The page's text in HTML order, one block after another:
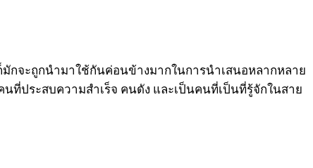
มักจะถูกนำมาใช้กันค่อนข้างมากในการนำเสนอหลากหลาย
ที่ประสบความสำเร็จ คนดัง และเป็นคนที่เป็นที่รู้จักในสาย